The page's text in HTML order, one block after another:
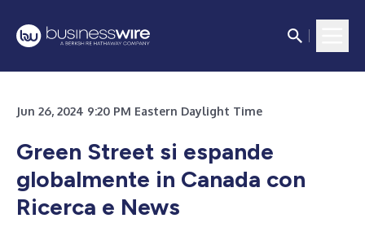
Jun 26, 2024 9:20 PM Eastern Daylight Time
Green Street si espande
globalmente in Canada con
Ricerca e News